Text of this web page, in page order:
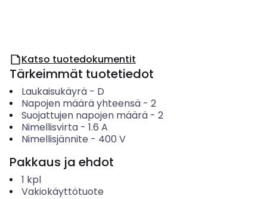
Katso tuotedokumentit
Tärkeimmät tuotetiedot
Laukaisukäyrä- D
Napojen määrä yhteensä- 2
Suojattujen napojen määrä- 2
Nimellisvirta- 1.6 A
Nimellisjännite - 400 V
Pakkaus ja ehdot
1 kpl
Vakiokäyttötuote